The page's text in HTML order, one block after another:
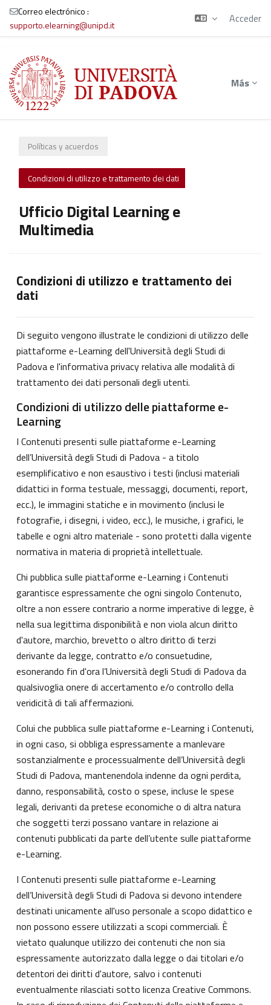
Salta al contenido principal
Correo electrónico :
supporto.elearning@unipd.it
Acceder
Más
Políticas y acuerdos
Condizioni di utilizzo e trattamento dei dati
Ufficio Digital Learning e
Multimedia
Condizioni di utilizzo e trattamento dei
dati
Di seguito vengono illustrate le condizioni di utilizzo delle
piattaforme e-Learning dell'Università degli Studi di
Padova e l'informativa privacy relativa alle modalità di
trattamento dei dati personali degli utenti.
Condizioni di utilizzo delle piattaforme e-
Learning
I Contenuti presenti sulle piattaforme e-Learning
dell’Università degli Studi di Padova - a titolo
esemplificativo e non esaustivo i testi (inclusi materiali
didattici in forma testuale, messaggi, documenti, report,
ecc.), le immagini statiche e in movimento (inclusi le
fotografie, i disegni, i video, ecc.), le musiche, i grafici, le
tabelle e ogni altro materiale - sono protetti dalla vigente
normativa in materia di proprietà intellettuale.
Chi pubblica sulle piattaforme e-Learning i Contenuti
garantisce espressamente che ogni singolo Contenuto,
oltre a non essere contrario a norme imperative di legge, è
nella sua legittima disponibilità e non viola alcun diritto
d'autore, marchio, brevetto o altro diritto di terzi
derivante da legge, contratto e/o consuetudine,
esonerando fin d'ora l’Università degli Studi di Padova da
qualsivoglia onere di accertamento e/o controllo della
veridicità di tali affermazioni.
Colui che pubblica sulle piattaforme e-Learning i Contenuti,
in ogni caso, si obbliga espressamente a manlevare
sostanzialmente e processualmente dell’Università degli
Studi di Padova, mantenendola indenne da ogni perdita,
danno, responsabilità, costo o spese, incluse le spese
legali, derivanti da pretese economiche o di altra natura
che soggetti terzi possano vantare in relazione ai
contenuti pubblicati da parte dell’utente sulle piattaforme
e-Learning.
I Contenuti presenti sulle piattaforme e-Learning
dell’Università degli Studi di Padova si devono intendere
destinati unicamente all'uso personale a scopo didattico e
non possono essere utilizzati a scopi commerciali. È
vietato qualunque utilizzo dei contenuti che non sia
espressamente autorizzato dalla legge o dai titolari e/o
detentori dei diritti d'autore, salvo i contenuti
eventualmente rilasciati sotto licenza Creative Commons.